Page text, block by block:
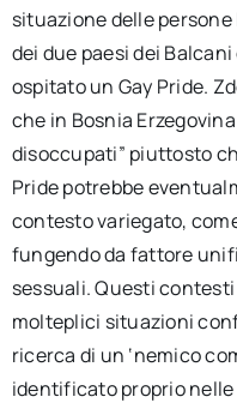
situazione delle persone
dei due paesi dei
ospitato un Gay Pride.
che in Bosnia
disoccupati” piuttosto
Pride potrebbe
contesto variegato,
fungendo da fattore
sessuali. Questi
molteplici situazioni
ricerca di un ‘nemico
identificato proprio nelle